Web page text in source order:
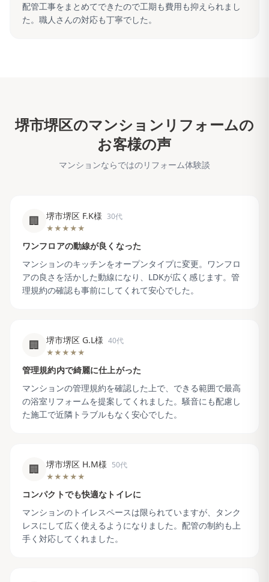
配管工事をまとめてできたので工期も費用も抑えられまし
た。職人さんの対応も丁寧でした。
堺市堺区のマンションリフォームの
お客様の声
マンションならではのリフォーム体験談
🏢 堺市堺区 F.K様 30代
★★★★★
ワンフロアの動線が良くなった
マンションのキッチンをオープンタイプに変更。ワンフロ
アの良さを活かした動線になり、LDKが広く感じます。管
理規約の確認も事前にしてくれて安心でした。
🏢 堺市堺区 G.L様 40代
★★★★★
管理規約内で綺麗に仕上がった
マンションの管理規約を確認した上で、できる範囲で最高
の浴室リフォームを提案してくれました。騒音にも配慮し
た施工で近隣トラブルもなく安心でした。
🏢 堺市堺区 H.M様 50代
★★★★★
コンパクトでも快適なトイレに
マンションのトイレスペースは限られていますが、タンク
レスにして広く使えるようになりました。配管の制約も上
手く対応してくれました。